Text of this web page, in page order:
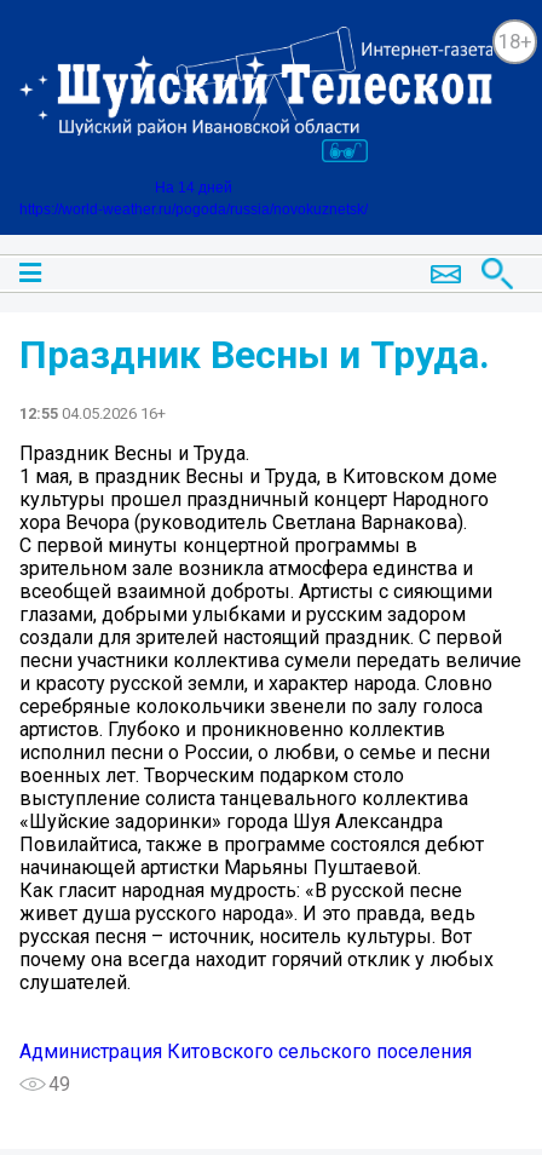
18+
На 14 дней
https://world-weather.ru/pogoda/russia/novokuznetsk/
Праздник Весны и Труда.
12:55 04.05.2026 16+
Праздник Весны и Труда.
1 мая, в праздник Весны и Труда, в Китовском доме
культуры прошел праздничный концерт Народного
хора Вечора (руководитель Светлана Варнакова).
С первой минуты концертной программы в
зрительном зале возникла атмосфера единства и
всеобщей взаимной доброты. Артисты с сияющими
глазами, добрыми улыбками и русским задором
создали для зрителей настоящий праздник. С первой
песни участники коллектива сумели передать величие
и красоту русской земли, и характер народа. Словно
серебряные колокольчики звенели по залу голоса
артистов. Глубоко и проникновенно коллектив
исполнил песни о России, о любви, о семье и песни
военных лет. Творческим подарком столо
выступление солиста танцевального коллектива
«Шуйские задоринки» города Шуя Александра
Повилайтиса, также в программе состоялся дебют
начинающей артистки Марьяны Пуштаевой.
Как гласит народная мудрость: «В русской песне
живет душа русского народа». И это правда, ведь
русская песня – источник, носитель культуры. Вот
почему она всегда находит горячий отклик у любых
слушателей.
Администрация Китовского сельского поселения
49